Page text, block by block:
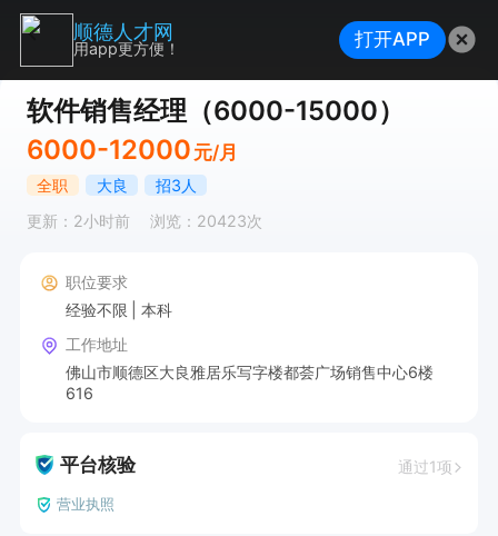
软件销售经理（6000-15000）
6000-12000 元/月
全职 大良
招3人
更新：2小时前
浏览：20423次
职位要求
经验不限
本科
工作地址
佛山市顺德区大良雅居乐写字楼都荟广场销售中心6楼
616
平台核验 通过1项
营业执照
顺德人才网
用app更方便！ 打开APP